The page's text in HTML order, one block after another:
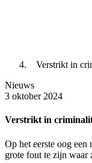
Verstrikt in
Nieuws
3 oktober 2024
Verstrikt in
Op het eerste oog
grote fout te zijn waar